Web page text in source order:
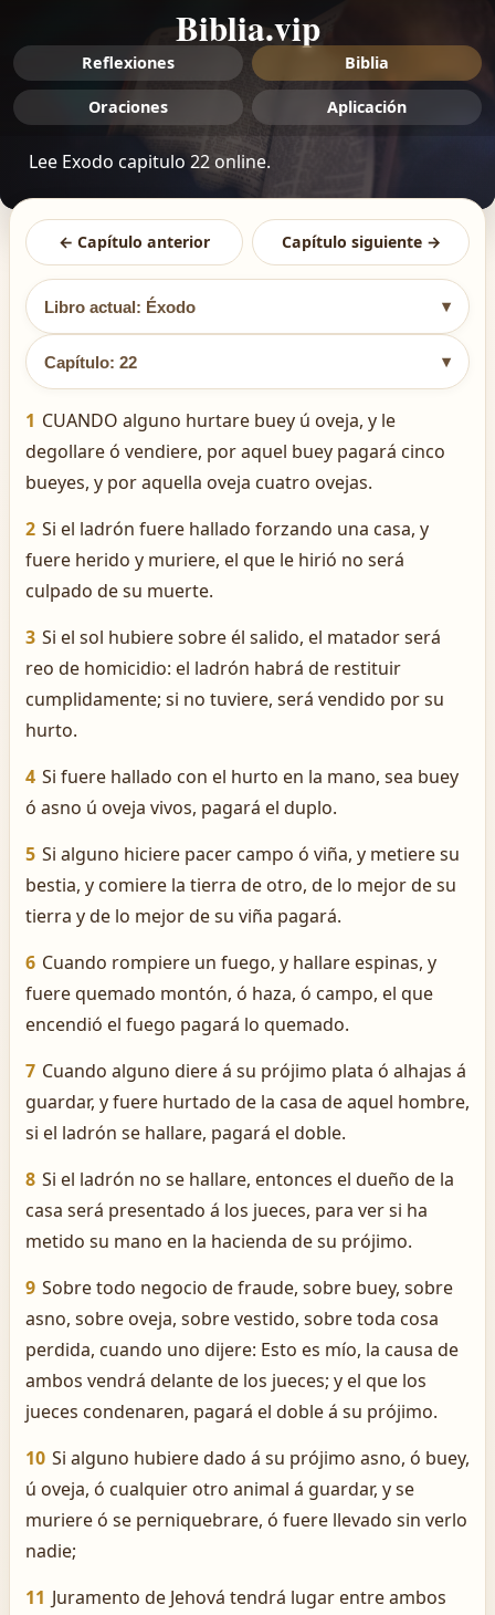
Biblia.vip
Reflexiones Biblia
Oraciones Aplicación
Lee Exodo capitulo 22 online.
← Capítulo anterior Capítulo siguiente →
Libro actual: Éxodo ▾
Capítulo: 22 ▾
1 CUANDO alguno hurtare buey ú oveja, y le
degollare ó vendiere, por aquel buey pagará cinco
bueyes, y por aquella oveja cuatro ovejas.
2 Si el ladrón fuere hallado forzando una casa, y
fuere herido y muriere, el que le hirió no será
culpado de su muerte.
3 Si el sol hubiere sobre él salido, el matador será
reo de homicidio: el ladrón habrá de restituir
cumplidamente; si no tuviere, será vendido por su
hurto.
4 Si fuere hallado con el hurto en la mano, sea buey
ó asno ú oveja vivos, pagará el duplo.
5 Si alguno hiciere pacer campo ó viña, y metiere su
bestia, y comiere la tierra de otro, de lo mejor de su
tierra y de lo mejor de su viña pagará.
6 Cuando rompiere un fuego, y hallare espinas, y
fuere quemado montón, ó haza, ó campo, el que
encendió el fuego pagará lo quemado.
7 Cuando alguno diere á su prójimo plata ó alhajas á
guardar, y fuere hurtado de la casa de aquel hombre,
si el ladrón se hallare, pagará el doble.
8 Si el ladrón no se hallare, entonces el dueño de la
casa será presentado á los jueces, para ver si ha
metido su mano en la hacienda de su prójimo.
9 Sobre todo negocio de fraude, sobre buey, sobre
asno, sobre oveja, sobre vestido, sobre toda cosa
perdida, cuando uno dijere: Esto es mío, la causa de
ambos vendrá delante de los jueces; y el que los
jueces condenaren, pagará el doble á su prójimo.
10 Si alguno hubiere dado á su prójimo asno, ó buey,
ú oveja, ó cualquier otro animal á guardar, y se
muriere ó se perniquebrare, ó fuere llevado sin verlo
nadie;
11 Juramento de Jehová tendrá lugar entre ambos